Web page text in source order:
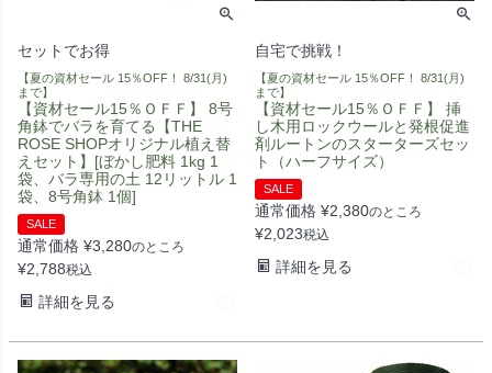
セットでお得
【夏の資材セール 15％OFF！ 8/31(月)
まで】
【資材セール15％ＯＦＦ】 8号
角鉢でバラを育てる【THE
ROSE SHOPオリジナル植え替
えセット】[ぼかし肥料 1kg 1
袋、バラ専用の土 12リットル 1
袋、8号角鉢 1個]
SALE
通常価格 ¥3,280のところ
¥2,788税込
詳細を見る
自宅で挑戦！
【夏の資材セール 15％OFF！ 8/31(月)
まで】
【資材セール15％ＯＦＦ】 挿
し木用ロックウールと発根促進
剤ルートンのスターターズセッ
ト（ハーフサイズ）
SALE
通常価格 ¥2,380のところ
¥2,023税込
詳細を見る